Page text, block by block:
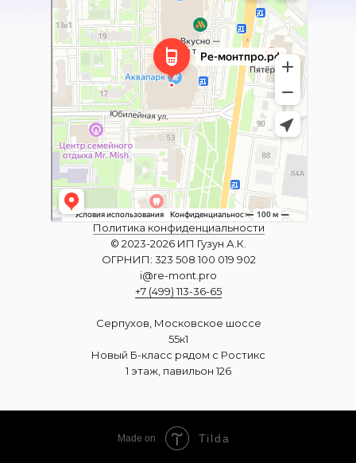
Политика конфиденциальности
© 2023-2026 ИП Гузун А.К.
ОГРНИП: 323 508 100 019 902
i@re-mont.pro
+7 (499) 113-36-65
Серпухов, Московское шоссе
55к1
Новый Б-класс рядом с Ростикс
1 этаж, павильон 126
Made on Tilda